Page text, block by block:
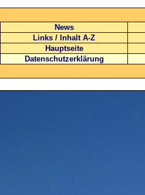
News
Links / Inhalt A-Z
Hauptseite
Datenschutzerklärung